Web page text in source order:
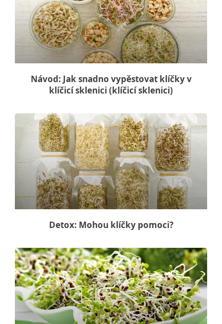
Návod: Jak snadno vypěstovat klíčky v
klíčicí sklenici (klíčicí sklenici)
Detox: Mohou klíčky pomoci?